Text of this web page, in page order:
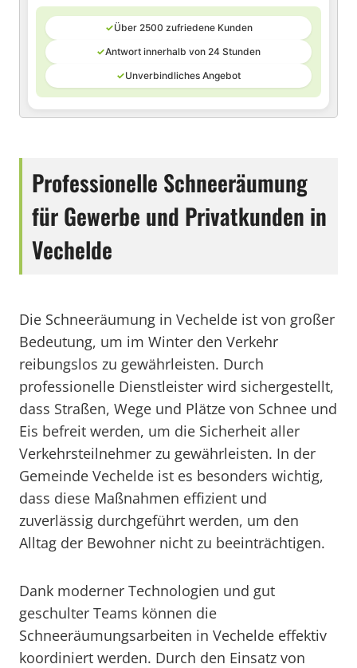
✓Über 2500 zufriedene Kunden
✓Antwort innerhalb von 24 Stunden
✓Unverbindliches Angebot
Professionelle Schneeräumung
für Gewerbe und Privatkunden in
Vechelde
Die Schneeräumung in Vechelde ist von großer
Bedeutung, um im Winter den Verkehr
reibungslos zu gewährleisten. Durch
professionelle Dienstleister wird sichergestellt,
dass Straßen, Wege und Plätze von Schnee und
Eis befreit werden, um die Sicherheit aller
Verkehrsteilnehmer zu gewährleisten. In der
Gemeinde Vechelde ist es besonders wichtig,
dass diese Maßnahmen effizient und
zuverlässig durchgeführt werden, um den
Alltag der Bewohner nicht zu beeinträchtigen.
Dank moderner Technologien und gut
geschulter Teams können die
Schneeräumungsarbeiten in Vechelde effektiv
koordiniert werden. Durch den Einsatz von